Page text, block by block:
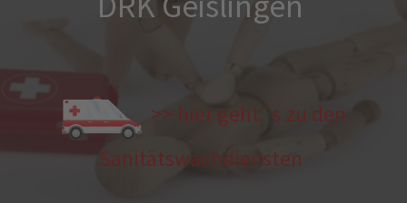
>> hier geht´s zu den
Sanitätswachdiensten